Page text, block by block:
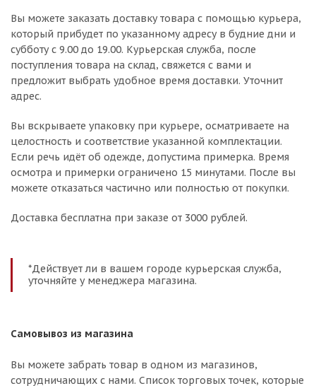
Вы можете заказать доставку товара с помощью курьера,
который прибудет по указанному адресу в будние дни и
субботу с 9.00 до 19.00. Курьерская служба, после
поступления товара на склад, свяжется с вами и
предложит выбрать удобное время доставки. Уточнит
адрес.
Вы вскрываете упаковку при курьере, осматриваете на
целостность и соответствие указанной комплектации.
Если речь идёт об одежде, допустима примерка. Время
осмотра и примерки ограничено 15 минутами. После вы
можете отказаться частично или полностью от покупки.
Доставка бесплатна при заказе от 3000 рублей.
*Действует ли в вашем городе курьерская служба,
уточняйте у менеджера магазина.
Самовывоз из магазина
Вы можете забрать товар в одном из магазинов,
сотрудничающих с нами. Список торговых точек, которые